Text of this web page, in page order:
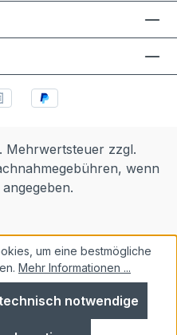
Mehrwertsteuer zzgl.
wenn
um eine bestmögliche
Mehr Informationen ...
notwendige